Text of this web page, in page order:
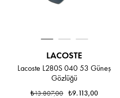
LACOSTE
Lacoste L280S 040 53 Güneş
Gözlüğü
₺9.113,00
₺13.807,00